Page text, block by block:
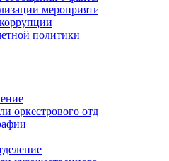
мероприятий по
политики
оркестрового отделения